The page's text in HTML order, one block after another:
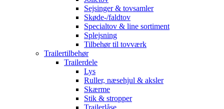
Sejsinger & tovsamler
Skøde-/faldtov
Specialtov & line sortiment
Splejsning
Tilbehør til tovværk
Trailertilbehør
Trailerdele
Lys
Ruller, næsehjul & aksler
Skærme
Stik & stropper